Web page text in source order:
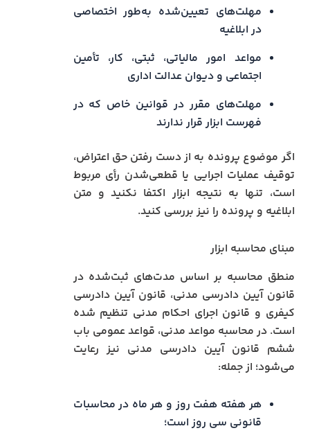
مهلت‌های تعیین‌شده به‌طور اختصاصی
در ابلاغیه
مواعد امور مالیاتی، ثبتی، کار، تأمین
اجتماعی و دیوان عدالت اداری
مهلت‌های مقرر در قوانین خاص که در
فهرست ابزار قرار ندارند
اگر موضوع پرونده به از دست رفتن حق اعتراض،
توقیف عملیات اجرایی یا قطعی‌شدن رأی مربوط
است، تنها به نتیجه ابزار اکتفا نکنید و متن
ابلاغیه و پرونده را نیز بررسی کنید.
مبنای محاسبه ابزار
منطق محاسبه بر اساس مدت‌های ثبت‌شده در
قانون آیین دادرسی مدنی، قانون آیین دادرسی
کیفری و قانون اجرای احکام مدنی تنظیم شده
است. در محاسبه مواعد مدنی، قواعد عمومی باب
ششم قانون آیین دادرسی مدنی نیز رعایت
می‌شود؛ از جمله:
هر هفته هفت روز و هر ماه در محاسبات
قانونی سی روز است؛